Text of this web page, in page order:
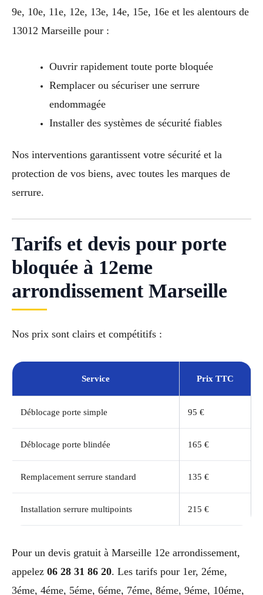
9e, 10e, 11e, 12e, 13e, 14e, 15e, 16e et les alentours de
13012 Marseille pour :
Ouvrir rapidement toute porte bloquée
Remplacer ou sécuriser une serrure
endommagée
Installer des systèmes de sécurité fiables
Nos interventions garantissent votre sécurité et la
protection de vos biens, avec toutes les marques de
serrure.
Tarifs et devis pour porte
bloquée à 12eme
arrondissement Marseille
Nos prix sont clairs et compétitifs :
Service Prix TTC
Déblocage porte simple 95 €
Déblocage porte blindée 165 €
Remplacement serrure standard 135 €
Installation serrure multipoints 215 €
Pour un devis gratuit à Marseille 12e arrondissement,
appelez 06 28 31 86 20. Les tarifs pour 1er, 2éme,
3éme, 4éme, 5éme, 6éme, 7éme, 8éme, 9éme, 10éme,